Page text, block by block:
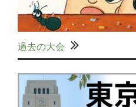
過去の大会